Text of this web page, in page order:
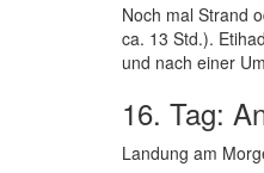
Noch mal Strand
ca. 13 Std.).
und nach einer
16. Tag:
Landung am